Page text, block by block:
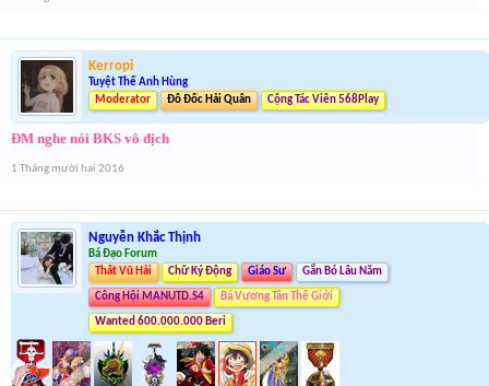
Kerropi
Tuyệt Thế Anh Hùng
Moderator
Đô Đốc Hải Quân Cộng Tác Viên 568Play
ĐM nghe nói BKS vô địch
1 Tháng mười hai 2016
Nguyễn Khắc Thịnh
Bá Đạo Forum
Thất Vũ Hải
Chữ Ký Động Giáo Sư Gắn Bó Lâu Năm
Công Hội MANUTD.S4 Bá Vương Tân Thế Giới
Wanted 600.000.000 Beri